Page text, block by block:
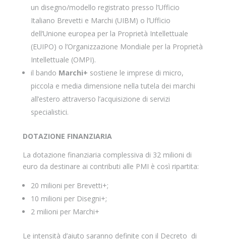
un disegno/modello registrato presso l’Ufficio
Italiano Brevetti e Marchi (UIBM) o l’Ufficio
dell’Unione europea per la Proprietà Intellettuale
(EUIPO) o l’Organizzazione Mondiale per la Proprietà
Intellettuale (OMPI).
il bando Marchi+ sostiene le imprese di micro,
piccola e media dimensione nella tutela dei marchi
all’estero attraverso l’acquisizione di servizi
specialistici.
DOTAZIONE FINANZIARIA
La dotazione finanziaria complessiva di 32 milioni di
euro da destinare ai contributi alle PMI è così ripartita:
20 milioni per Brevetti+;
10 milioni per Disegni+;
2 milioni per Marchi+
Le intensità d’aiuto saranno definite con il Decreto di